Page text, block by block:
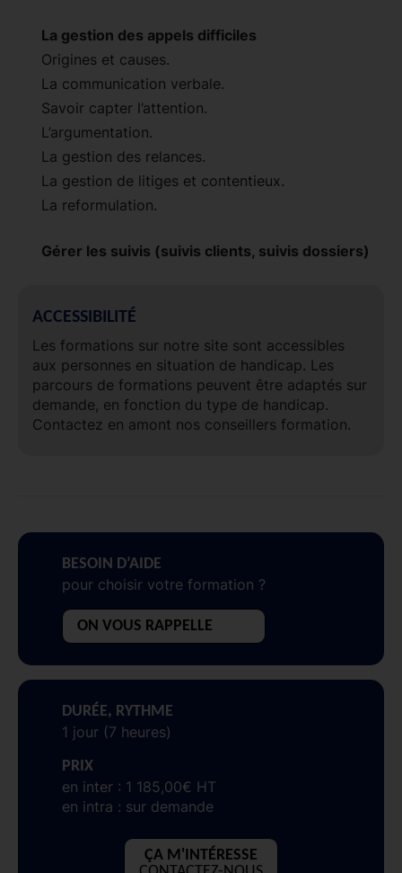
La gestion des appels difficiles
Origines et causes.
La communication verbale.
Savoir capter l’attention.
L’argumentation.
La gestion des relances.
La gestion de litiges et contentieux.
La reformulation.
Gérer les suivis (suivis clients, suivis dossiers)
ACCESSIBILITÉ
Les formations sur notre site sont accessibles
aux personnes en situation de handicap. Les
parcours de formations peuvent être adaptés sur
demande, en fonction du type de handicap.
Contactez en amont nos conseillers formation.
BESOIN D’AIDE
pour choisir votre formation ?
ON VOUS RAPPELLE
DURÉE, RYTHME
1 jour (7 heures)
PRIX
en inter : 1 185,00€ HT
en intra : sur demande
ÇA M'INTÉRESSE